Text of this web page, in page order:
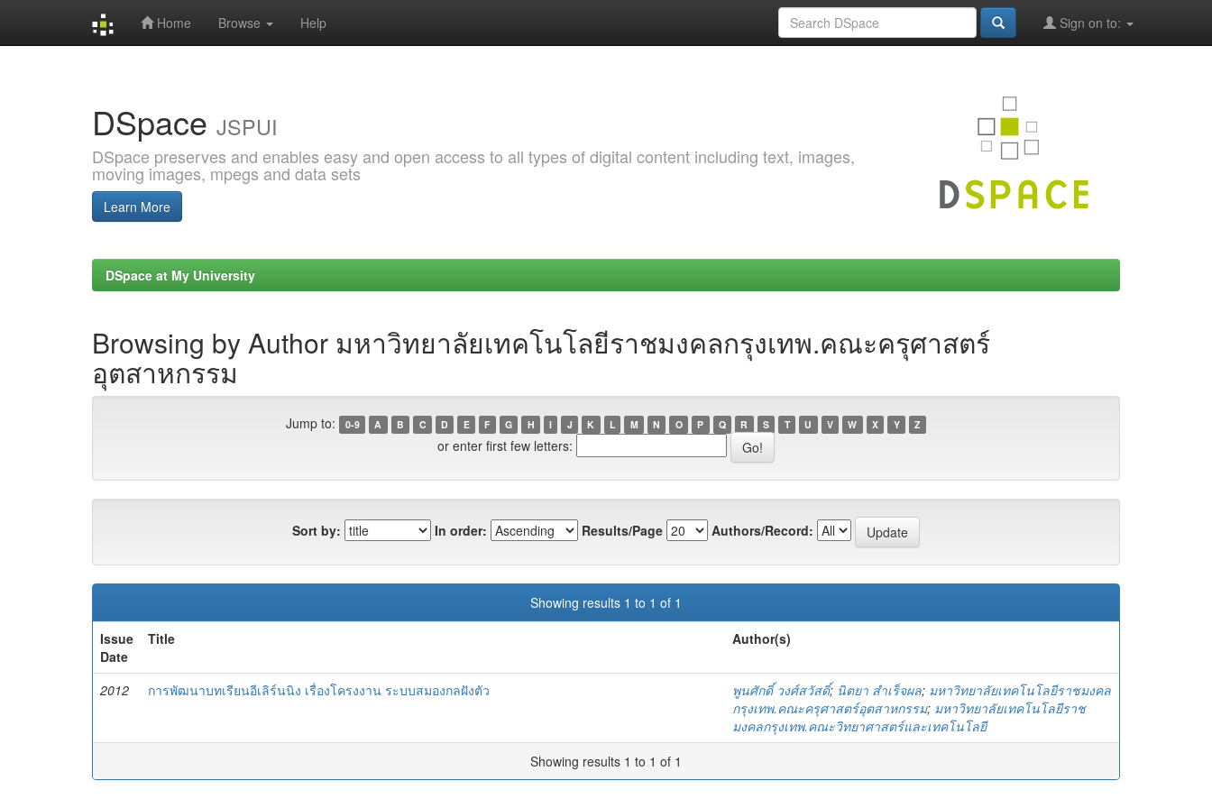
Home Browse Help Sign on to:
DSpace JSPUI
DSpace preserves and enables easy and open access to all types of digital content including text, images,
moving images, mpegs and data sets
Learn More
DSpace at My University
Browsing by Author มหาวิทยาลัยเทคโนโลยีราชมงคลกรุงเทพ.คณะครุศาสตร์
อุตสาหกรรม
Jump to: 0-9 A B C D E F G H I J K L M N O P Q R S T U V W X Y Z
or enter first few letters:
Sort by: In order: Results/Page Authors/Record:
Showing results 1 to 1 of 1
Issue
Date
Title Author(s)
2012 การพัฒนาบทเรียนอีเลิร์นนิง เรื่องโครงงาน ระบบสมองกลฝังตัว พูนศักดิ์ วงศ์สวัสดิ์; นิตยา สำเร็จผล; มหาวิทยาลัยเทคโนโลยีราชมงคล
กรุงเทพ.คณะครุศาสตร์อุตสาหกรรม; มหาวิทยาลัยเทคโนโลยีราช
มงคลกรุงเทพ.คณะวิทยาศาสตร์และเทคโนโลยี
Showing results 1 to 1 of 1